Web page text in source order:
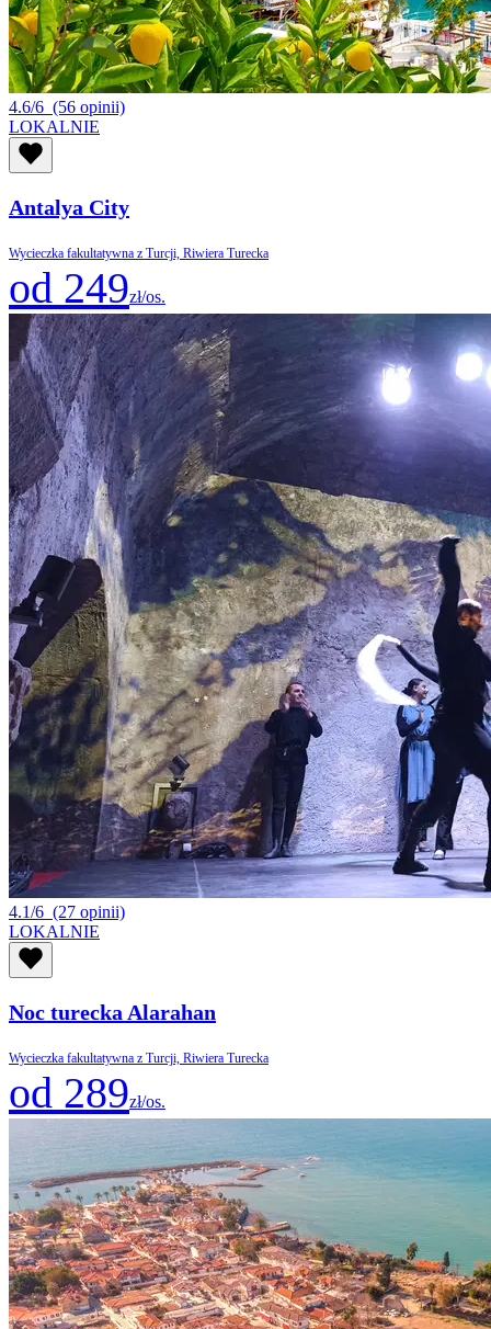
4.6/6 (56 opinii)
LOKALNIE
Antalya City
Wycieczka fakultatywna z Turcji, Riwiera Turecka
od 249zł/os.
4.1/6 (27 opinii)
LOKALNIE
Noc turecka Alarahan
Wycieczka fakultatywna z Turcji, Riwiera Turecka
od 289zł/os.